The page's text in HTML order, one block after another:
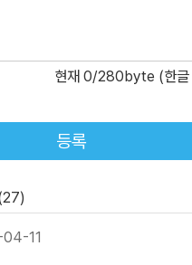
외여행’ 과제를 수행하기 위해
은이들로 가득 찬 교실 분위기에
어에 매료된다. ‘새로운 언어형
어 강사 카를로스의 말 한마디 때
의 강사의 춤사위에 뜨거운 열
훈 씨는 악착같이 그것들을 배워
닥뜨린다. 그것은 가족에 관한 문
현재 0/280byte (한글
등록
11